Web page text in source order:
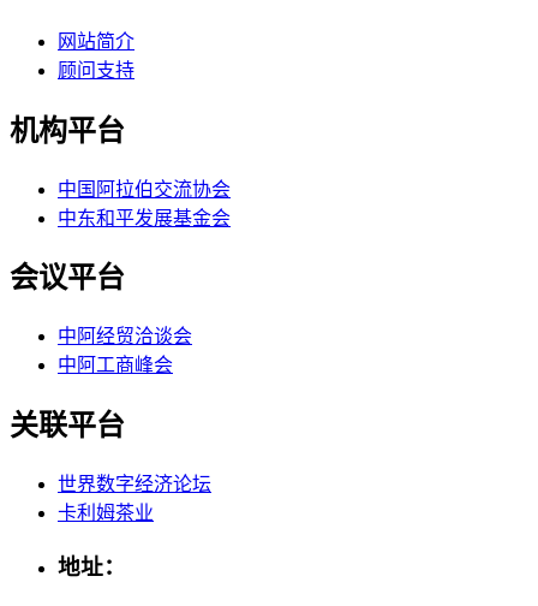
网站简介
顾问支持
机构平台
中国阿拉伯交流协会
中东和平发展基金会
会议平台
中阿经贸洽谈会
中阿工商峰会
关联平台
世界数字经济论坛
卡利姆茶业
地址：